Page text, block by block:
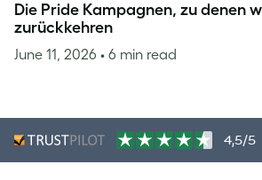
Die Pride Kampagnen, zu denen
zurückkehren
June 11, 2026 • 6 min read
4,5/5